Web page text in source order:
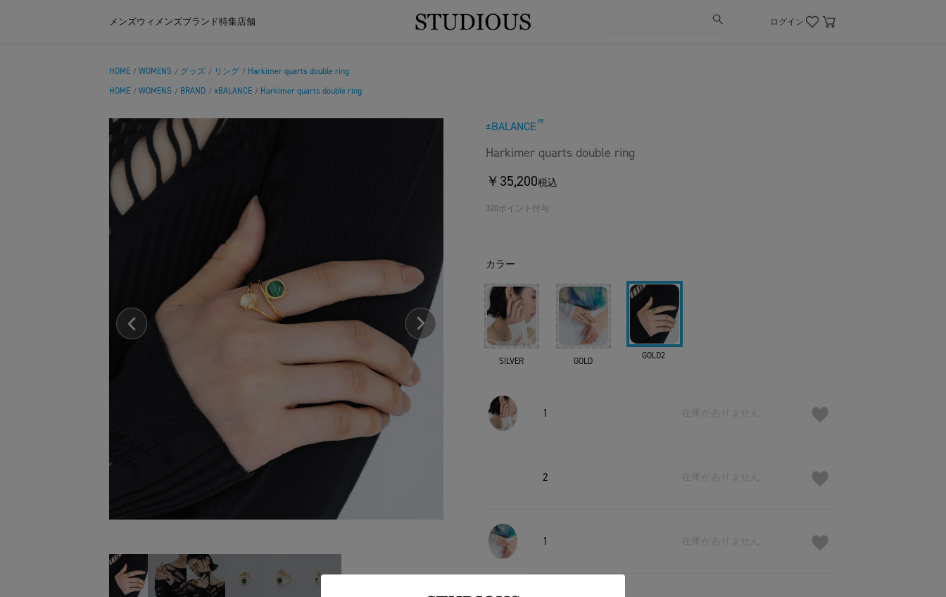
メンズウィメンズブランド特集店舗 ログイン
HOME / WOMENS / グッズ / リング / Harkimer quarts double ring
HOME / WOMENS / BRAND / ±BALANCE / Harkimer quarts double ring
±BALANCE
Harkimer quarts double ring
￥35,200税込
320ポイント付与
カラー
SILVER GOLD GOLD2
1
2
1